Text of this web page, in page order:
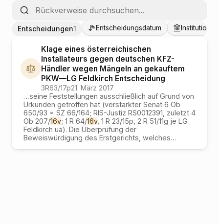
Entscheidungen1 Entscheidungsdatum Institutionen
Klage eines österreichischen
Installateurs gegen deutschen KFZ-
Händler wegen Mängeln an gekauftem
PKW—LG Feldkirch Entscheidung
3R63/17p21. März 2017
…seine Feststellungen ausschließlich auf Grund von
Urkunden getroffen hat (verstärkter Senat 6 Ob
650/93 = SZ 66/164; RIS-Justiz RS0012391, zuletzt 4
Ob 207/16v; 1 R 64/16v, 1 R 23/15p, 2 R 51/11g je LG
Feldkirch ua). Die Überprüfung der
Beweiswürdigung des Erstgerichts, welches…